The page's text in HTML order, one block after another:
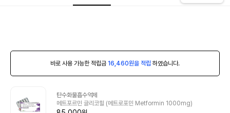
바로 사용 가능한 적립금 16,460원을 적립 하였습니다.
탄수화물흡수억제
메트포르민 글리코힐 (메트로포민 Metformin 1000mg)